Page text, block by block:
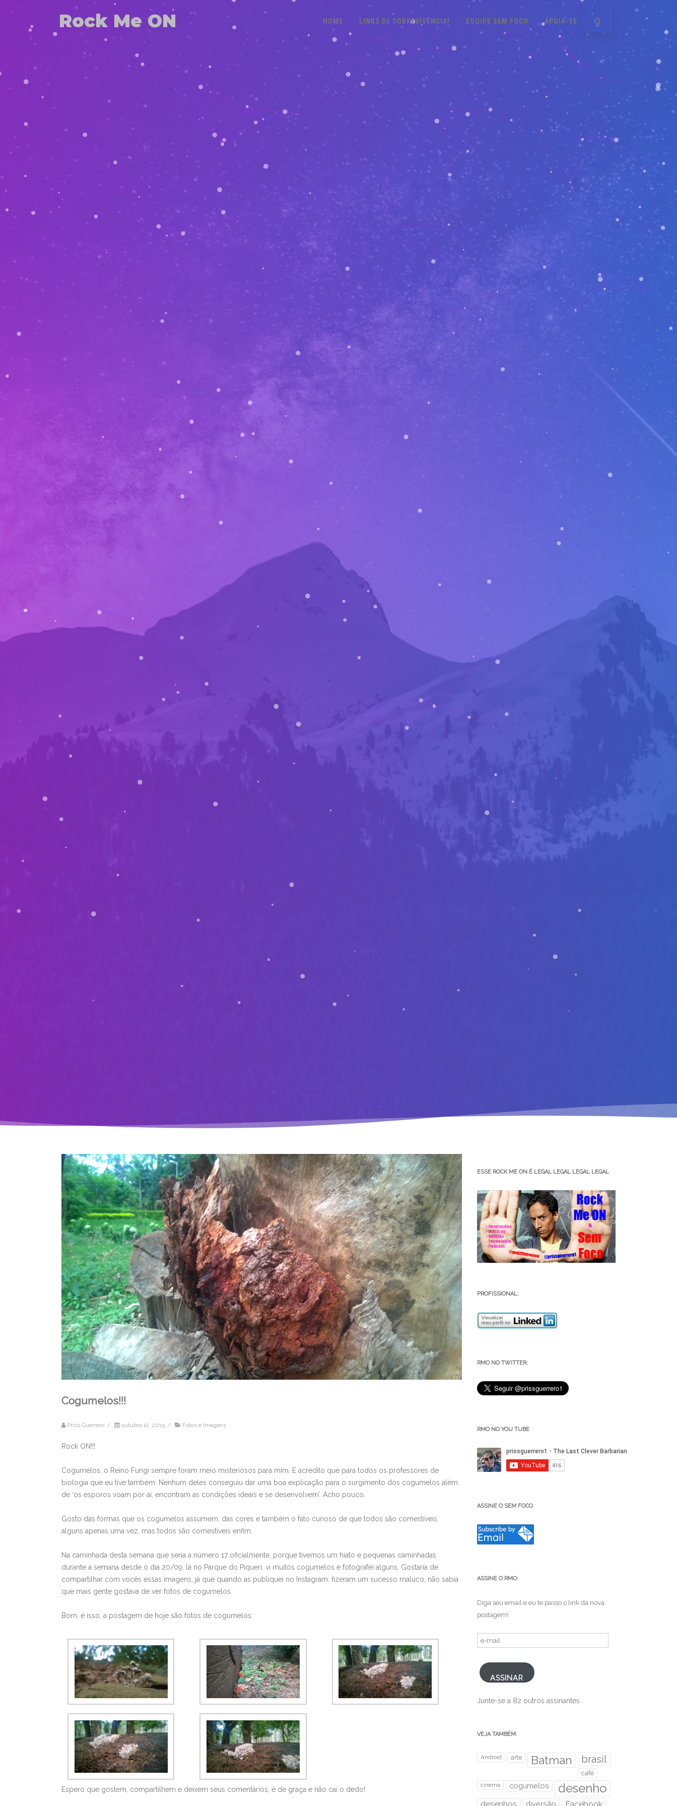
Rock Me ON HOME LINKS DE SOBREVIVÊNCIA! EQUIPE SEM FOCO APOIA-SE
Cogumelos!!!
Priss Guerrero / outubro 12, 2015 / Fotos e Imagens
Rock ON!!!
Cogumelos, o Reino Fungi sempre foram meio misteriosos para mim. E acredito que para todos os professores de
biologia que eu tive também. Nenhum deles conseguiu dar uma boa explicação para o surgimento dos cogumelos além
de ‘os esporos voam por aí, encontram as condições ideais e se desenvolvem’. Acho pouco.
Gosto das formas que os cogumelos assumem, das cores e também o fato curioso de que todos são comestíveis,
alguns apenas uma vez, mas todos são comestíveis enfim.
Na caminhada desta semana que seria a número 17 oficialmente, porque tivemos um hiato e pequenas caminhadas
durante a semana desde o dia 20/09, lá no Parque do Piqueri, vi muitos cogumelos e fotografei alguns. Gostaria de
compartilhar com vocês essas imagens, já que quando as publiquei no Instagram, fizeram um sucesso maluco, não sabia
que mais gente gostava de ver fotos de cogumelos.
Bom, é isso, a postagem de hoje são fotos de cogumelos:
Espero que gostem, compartilhem e deixem seus comentários, é de graça e não cai o dedo!
ESSE ROCK ME ON É LEGAL LEGAL LEGAL LEGAL
PROFISSIONAL:
RMO NO TWITTER:
RMO NO YOU TUBE
ASSINE O SEM FOCO
ASSINE O RMO:
Diga seu email e eu te passo o link da nova
postagem!
e-
mail
ASSINAR
Junte-se a 82 outros assinantes
VEJA TAMBÉM:
Android arte Batman brasil
café
cinema cogumelos desenho
desenhos diversão Facebook